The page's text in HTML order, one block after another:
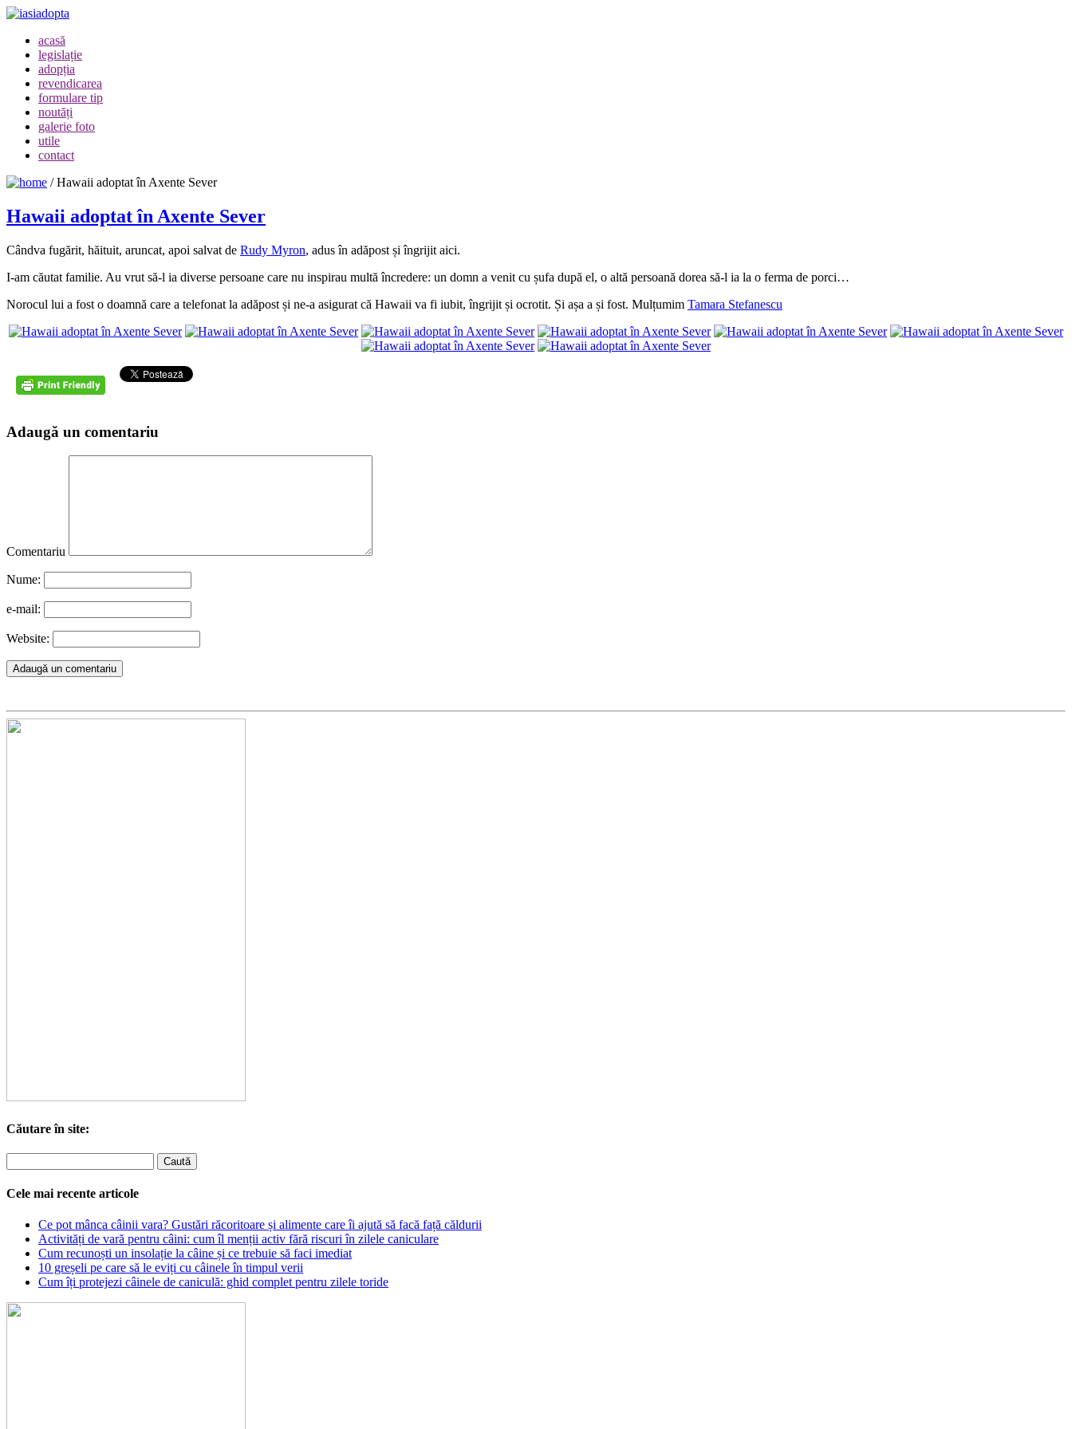
acasă
legislație
adopția
revendicarea
formulare tip
noutăți
galerie foto
utile
contact
/Hawaii adoptat în Axente Sever
Hawaii adoptat în Axente Sever
Cândva fugărit, hăituit, aruncat, apoi salvat de Rudy Myron, adus în adăpost și îngrijit aici.
I-am căutat familie. Au vrut să-l ia diverse persoane care nu inspirau multă încredere: un domn a venit cu șufa după el, o altă persoană dorea să-l ia la o ferma de porci…
Norocul lui a fost o doamnă care a telefonat la adăpost și ne-a asigurat că Hawaii va fi iubit, îngrijit și ocrotit. Și așa a și fost. Mulțumim Tamara Stefanescu
Adaugă un comentariu
Comentariu
Nume:
e-mail:
Website:
Căutare în site:
Cele mai recente articole
Ce pot mânca câinii vara? Gustări răcoritoare și alimente care îi ajută să facă față căldurii
Activități de vară pentru câini: cum îl menții activ fără riscuri în zilele caniculare
Cum recunoști un insolație la câine și ce trebuie să faci imediat
10 greșeli pe care să le eviți cu câinele în timpul verii
Cum îți protejezi câinele de caniculă: ghid complet pentru zilele toride